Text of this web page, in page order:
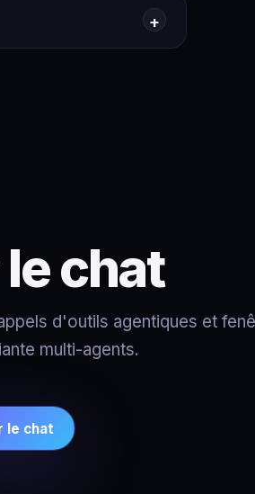
chat
d'outils agentiques et
multi-agents.
le chat